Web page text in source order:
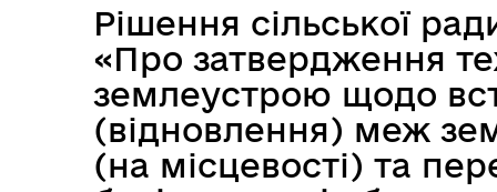
Рішення сільської
«Про затвердження
землеустрою щодо
(відновлення) меж
(на місцевості) та